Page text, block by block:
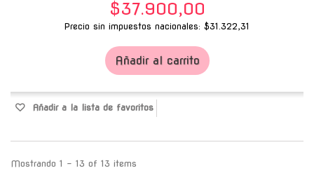
$37.900,00
Precio sin impuestos nacionales: $31.322,31
Añadir al carrito
Añadir a la lista de favoritos
Mostrando 1 - 13 of 13 items